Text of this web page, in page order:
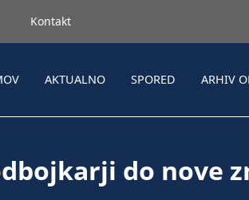
Kontakt
AKTUALNO SPORED ARHIV
do nove